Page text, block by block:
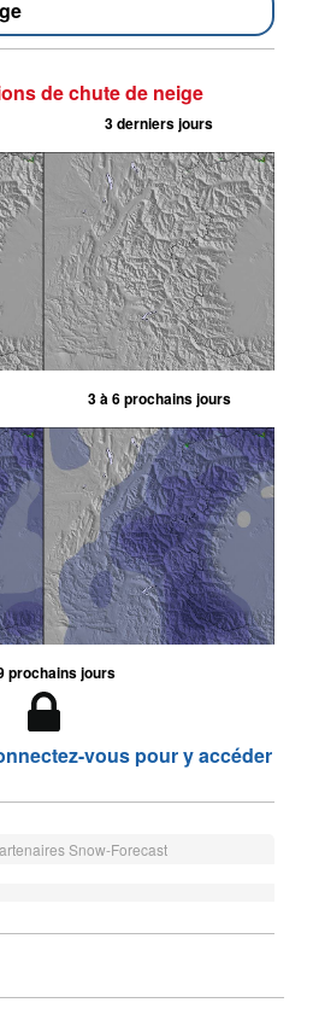
de chute de neige
3 derniers jours
3 à 6 prochains jours
prochains jours
vous pour y accéder
Snow-Forecast